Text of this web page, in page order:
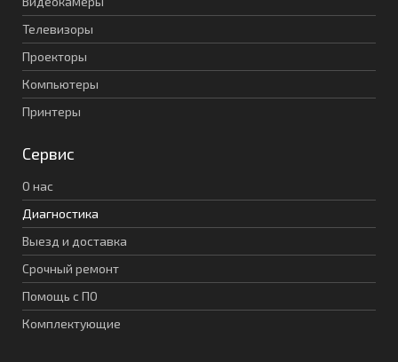
Телевизоры
Проекторы
Компьютеры
Принтеры
Сервис
О нас
Диагностика
Выезд и доставка
Срочный ремонт
Помощь с ПО
Комплектующие